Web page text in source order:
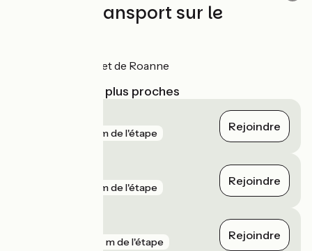
Trains et transport sur le
Gare de Balbigny et de Roanne
Gares SNCF les plus proches
32 m de l'étape Rejoindre
63 m de l'étape Rejoindre
237 m de l'étape Rejoindre